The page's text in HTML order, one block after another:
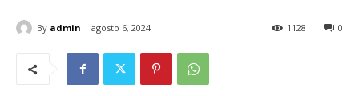
By admin agosto 6, 2024 0
1128